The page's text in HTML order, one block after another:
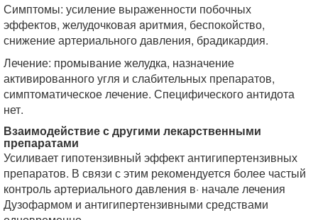
Симптомы: усиление выраженности побочных
эффектов, желудочковая apитмия, беспокойство,
снижение артериального давления, брадикардия.
Лечение: промывание желудка, назначение
активированного угля и слабительных препаратов,
симптоматическое лечение. Специфического антидота
нет.
Взаимодействие с другими лекарственными
препаратами
Усиливает гипотензивный эффект антигипертензивных
препаратов. В связи с этим рекомендуется более частый
контроль артериального давления в· начале лечения
Дузофармом и антигипертензивными средствами